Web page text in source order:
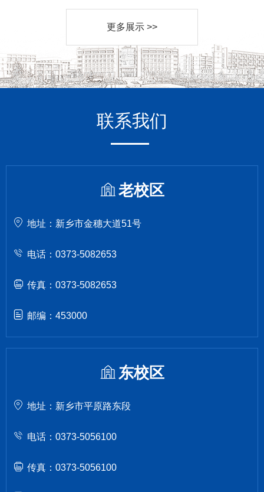
更多展示 >>
联系我们
老校区
地址：新乡市金穗大道51号
电话：0373-5082653
传真：0373-5082653
邮编：453000
东校区
地址：新乡市平原路东段
电话：0373-5056100
传真：0373-5056100